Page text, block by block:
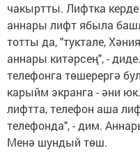
чакыртты. Лифтка
аннары лифт ябыла
тотты да, "туктале,
аннары китәрсең", -
телефонга төшерергә
карыйм экранга - әни
лифтта, телефон аша
телефонда", - дим.
Менә шундый төш.